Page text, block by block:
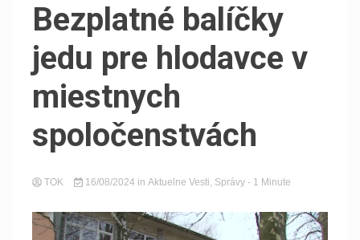
Bezplatné balíčky
jedu pre hlodavce v
miestnych
spoločenstvách
TOK 16/08/2024 in Aktuelne Vesti, Správy - 1 Minute